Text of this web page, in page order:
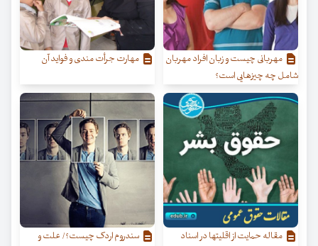
مهربانی چیست و زبان افراد مهربان
شامل چه چیزهایی است؟
مهارت جرأت مندی و فواید آن
مقاله حمایت از اقلیتها در اسناد
سندروم اردک چیست؟/ علت و